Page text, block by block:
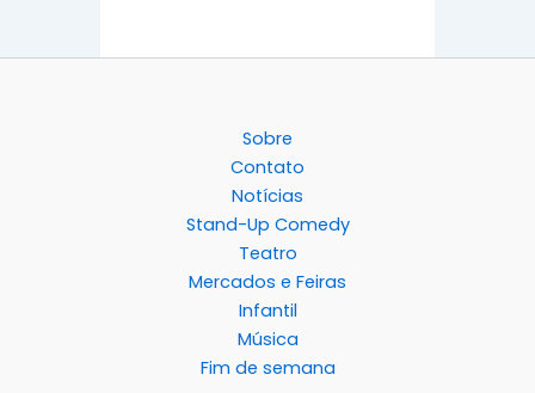
Sobre
Contato
Notícias
Stand-Up Comedy
Teatro
Mercados e Feiras
Infantil
Música
Fim de semana